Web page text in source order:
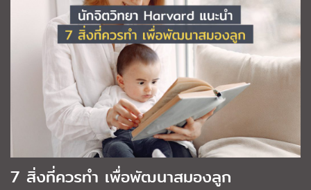
7 สิ่งที่ควรทำ เพื่อพัฒนาสมองลูก